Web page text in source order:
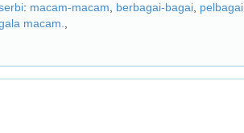
: macam-macam berbagai-bagai pelbagai
macam.